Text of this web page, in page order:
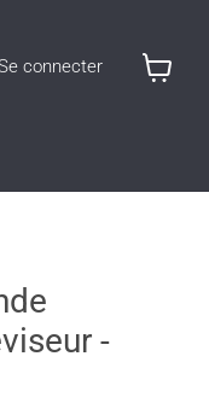
connecter
-